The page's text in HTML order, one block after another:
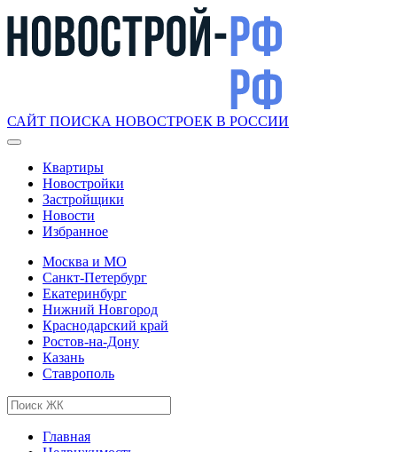
САЙТ ПОИСКА НОВОСТРОЕК В РОССИИ
Квартиры
Новостройки
Застройщики
Новости
Избранное
Москва и МО
Санкт-Петербург
Екатеринбург
Нижний Новгород
Краснодарский край
Ростов-на-Дону
Казань
Ставрополь
Главная